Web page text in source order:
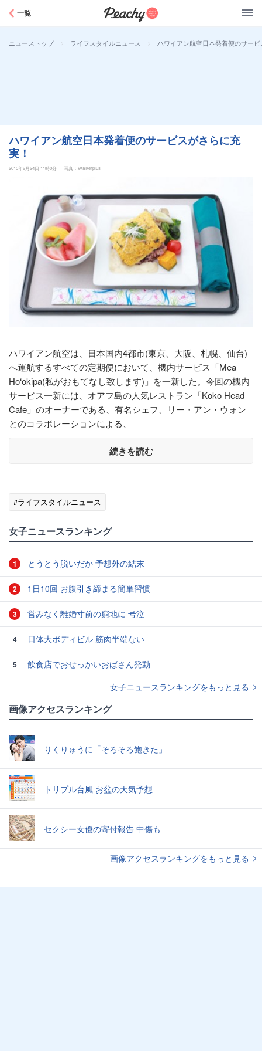
一覧
ニューストップ > ライフスタイルニュース > ハワイアン航空日本発着便のサー
ハワイアン航空日本発着便のサービスがさらに充
実！
2015年9月24日 11時0分 写真：Walkerplus
ハワイアン航空は、日本国内4都市(東京、大阪、札幌、仙台)
へ運航するすべての定期便において、機内サービス「Mea
Ho‘okipa(私がおもてなし致します)」を一新した。今回の機内
サービス一新には、オアフ島の人気レストラン「Koko Head
Cafe」のオーナーである、有名シェフ、リー・アン・ウォン
とのコラボレーションによる、
続きを読む
#ライフスタイルニュース
女子ニュースランキング
1 とうとう脱いだか 予想外の結末
2 1日10回 お腹引き締まる簡単習慣
3 営みなく離婚寸前の窮地に 号泣
4 日体大ボディビル 筋肉半端ない
5
飲食店でおせっかいおばさん発動
女子ニュースランキングをもっと見る
画像アクセスランキング
りくりゅうに「そろそろ飽きた」
トリプル台風 お盆の天気予想
セクシー女優の寄付報告 中傷も
画像アクセスランキングをもっと見る